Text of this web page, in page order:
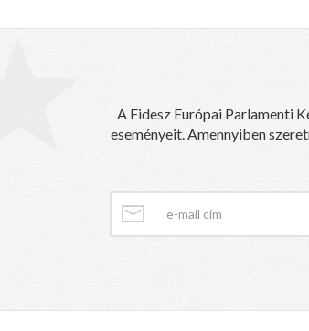
A Fidesz Európai Parlamenti
eseményeit. Amennyiben